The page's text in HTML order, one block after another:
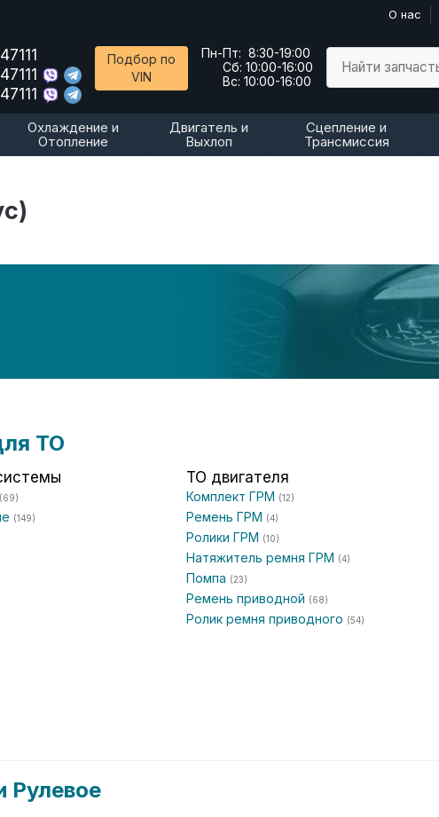
О нас
Подбор по
VIN
Пн-Пт: 8:30-19:00
Сб: 10:00-16:00
Вс: 10:00-16:00
Найти
Охлаждение и
Отопление
Двигатель и
Выхлоп
Сцепление и
Трансмиссия
ТО
(69)
(149)
ТО двигателя
Комплект ГРМ (12)
Ремень ГРМ (4)
Ролики ГРМ (10)
Натяжитель ремня ГРМ (4)
Помпа (23)
Ремень приводной (68)
Ролик ремня приводного (54)
Рулевое